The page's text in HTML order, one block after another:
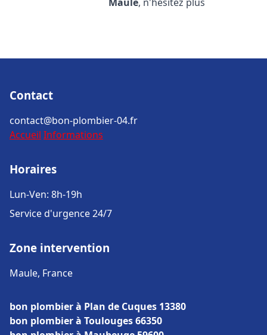
Contact
contact@bon-plombier-04.fr
Accueil Informations
Horaires
Lun-Ven: 8h-19h
Service d'urgence 24/7
Zone intervention
Maule, France
bon plombier à Plan de Cuques 13380
bon plombier à Toulouges 66350